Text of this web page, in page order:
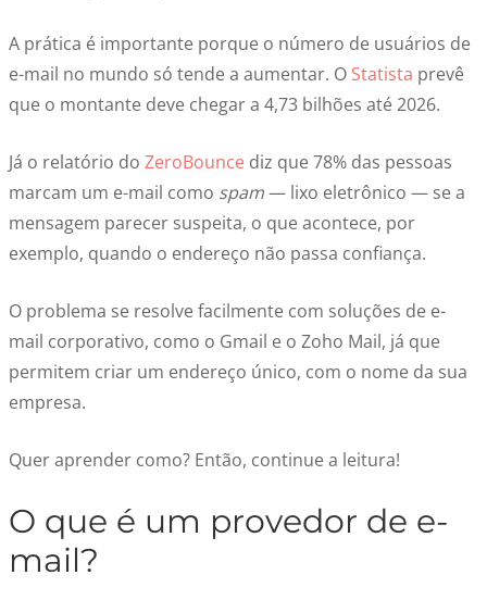
A prática é importante porque o número de usuários de
e-mail no mundo só tende a aumentar. O Statista prevê
que o montante deve chegar a 4,73 bilhões até 2026.
Já o relatório do ZeroBounce diz que 78% das pessoas
marcam um e-mail como spam— lixo eletrônico — se a
mensagem parecer suspeita, o que acontece, por
exemplo, quando o endereço não passa confiança.
O problema se resolve facilmente com soluções de e-
mail corporativo, como o Gmail e o Zoho Mail, já que
permitem criar um endereço único, com o nome da sua
empresa.
Quer aprender como? Então, continue a leitura!
O que é um provedor de e-
mail?